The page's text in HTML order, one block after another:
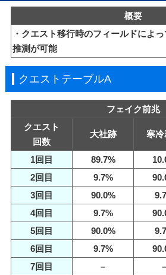
概要
・クエスト移行時のフィールドによ
推測が可能
クエストテーブルA
フェイク前兆
クエスト
回数
大社跡 寒冷
1回目 89.7%
2回目
9.7%
3回目
90.0%
4回目
9.7%
5回目
90.0%
6回目
9.7%
7回目
– –